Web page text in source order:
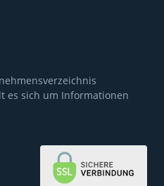
es sich um Informationen